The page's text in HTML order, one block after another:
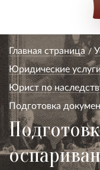
Главная страница
Юридические
Юрист по
Подготовка